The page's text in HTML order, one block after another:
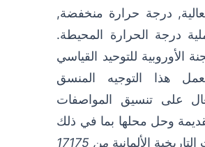
درجة حرارة منخفضة,
درجة الحرارة المحيطة.
الأوروبية للتوحيد القياسي
هذا التوجيه المنسق
على تنسيق المواصفات
وحل محلها بما في ذلك
الألمانية من 17175